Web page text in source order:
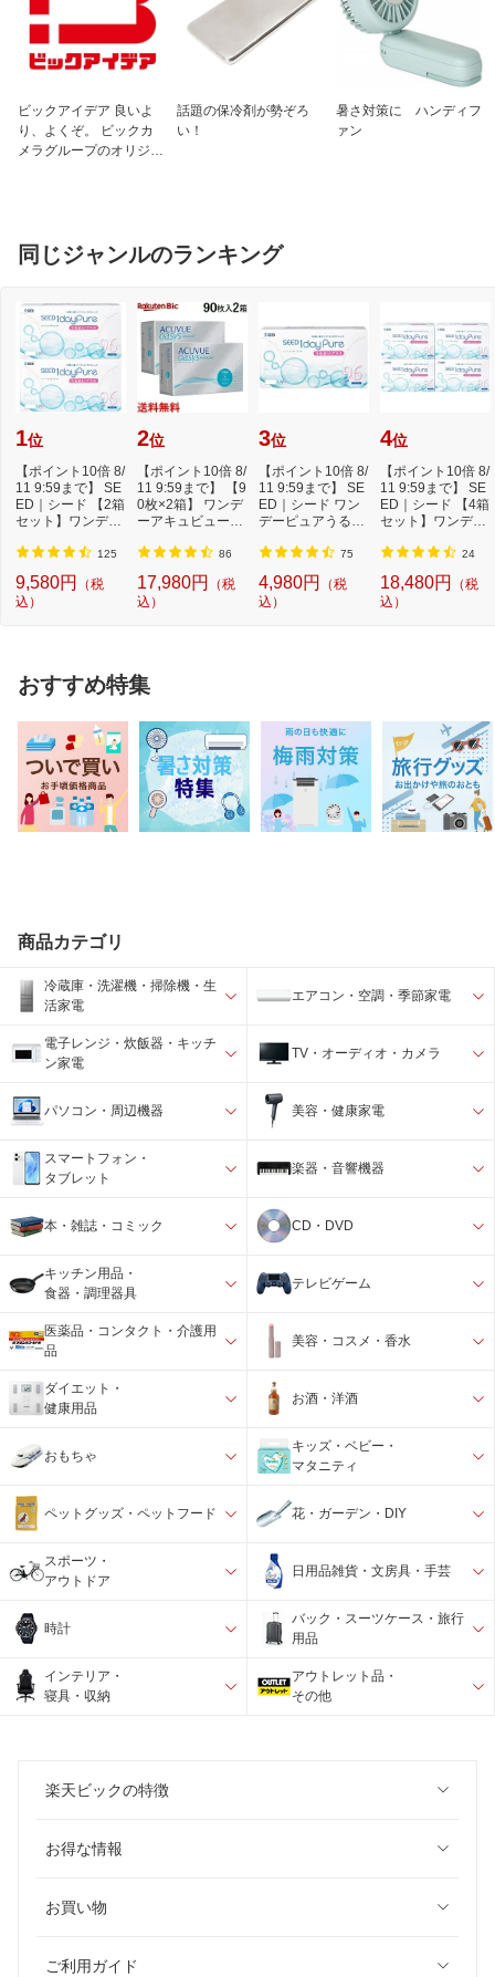
成分2
添加物：ゼラチン、タルク、炭酸Ca、乳
糖、ヒドロキシプロピルセルロース、赤
色102号、黄色5号、アラビアゴム、カル
ナウバロウ、グリセリン脂肪酸エステ
ルロース、白糖、ヒプロメロースフタル
酸エステル、ポリオキシエチレンポリオ
（2）小児の手の届かない所に保管して
い（誤用の原因になったり品質が変わる
ことがあります）
保管及び取り扱い上
の注意2
（4）品質保持のため、錠剤をとりだす
ときはキャップにとり、手にふれた錠剤
防止のために入れてあります。開封後は
詰め物をすててください（開封後に詰め
物を出し入れすると、湿気やホコリなど
が入り込み、品質が低下する原因になり
ます）
（6）使用期限を過ぎた製品は、服用し
お問い合わせ先1
全薬工業株式会社 お客様相談室
ビックアイデア 良いよ
り、よくぞ。 ビックカ
メラグループのオリジナ
話題の保冷剤が勢ぞろ
い！
暑さ対策に ハンディフ
ァン
同じジャンルのランキング
1位
【ポイント10倍 8/
11 9:59まで】 SE
ED｜シード 【2箱
セット】ワンデー
125
9,580円
（税
込）
2位
【ポイント10倍 8/
11 9:59まで】 【9
0枚×2箱】 ワンデ
ーアキュビューオ
86
17,980円
（税
込）
3位
【ポイント10倍 8/
11 9:59まで】 SE
ED｜シード ワン
デーピュアうるお
75
4,980円
（税
込）
4位
【ポイント10倍 8/
11 9:59まで】 SE
ED｜シード 【4箱
セット】ワンデー
24
18,480円
（税
込）
おすすめ特集
商品カテゴリ
冷蔵庫・洗濯機・掃除機・生
活家電
エアコン・空調・季節家電
電子レンジ・炊飯器・キッチ
ン家電
TV・オーディオ・カメラ
パソコン・周辺機器 美容・健康家電
スマートフォン・
タブレット
楽器・音響機器
本・雑誌・コミック CD・DVD
キッチン用品・
食器・調理器具
テレビゲーム
医薬品・コンタクト・介護用
品
美容・コスメ・香水
ダイエット・
健康用品
お酒・洋酒
おもちゃ
キッズ・ベビー・
マタニティ
ペットグッズ・ペットフード 花・ガーデン・DIY
スポーツ・
アウトドア
日用品雑貨・文房具・手芸
時計
バック・スーツケース・旅行
用品
インテリア・
寝具・収納
アウトレット品・
その他
楽天ビックの特徴
お得な情報
お買い物
ご利用ガイド